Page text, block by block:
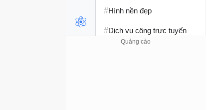
#Hình nền đẹp
#Dịch vụ công trực tuyến